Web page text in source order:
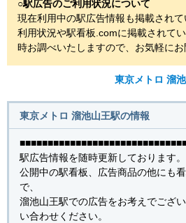
○駅広告のご利用状況について
現在利用中の駅広告情報も掲載されて
利用状況や駅看板.comに掲載されて
時お調べいたしますので、お気軽にお
東京メトロ 溜
東京メトロ 溜池山王駅の情報
駅広告情報を随時更新しております。
公開中の駅看板、広告商品の他にも
で、
溜池山王駅での広告をお考えでござ
い合わせください。